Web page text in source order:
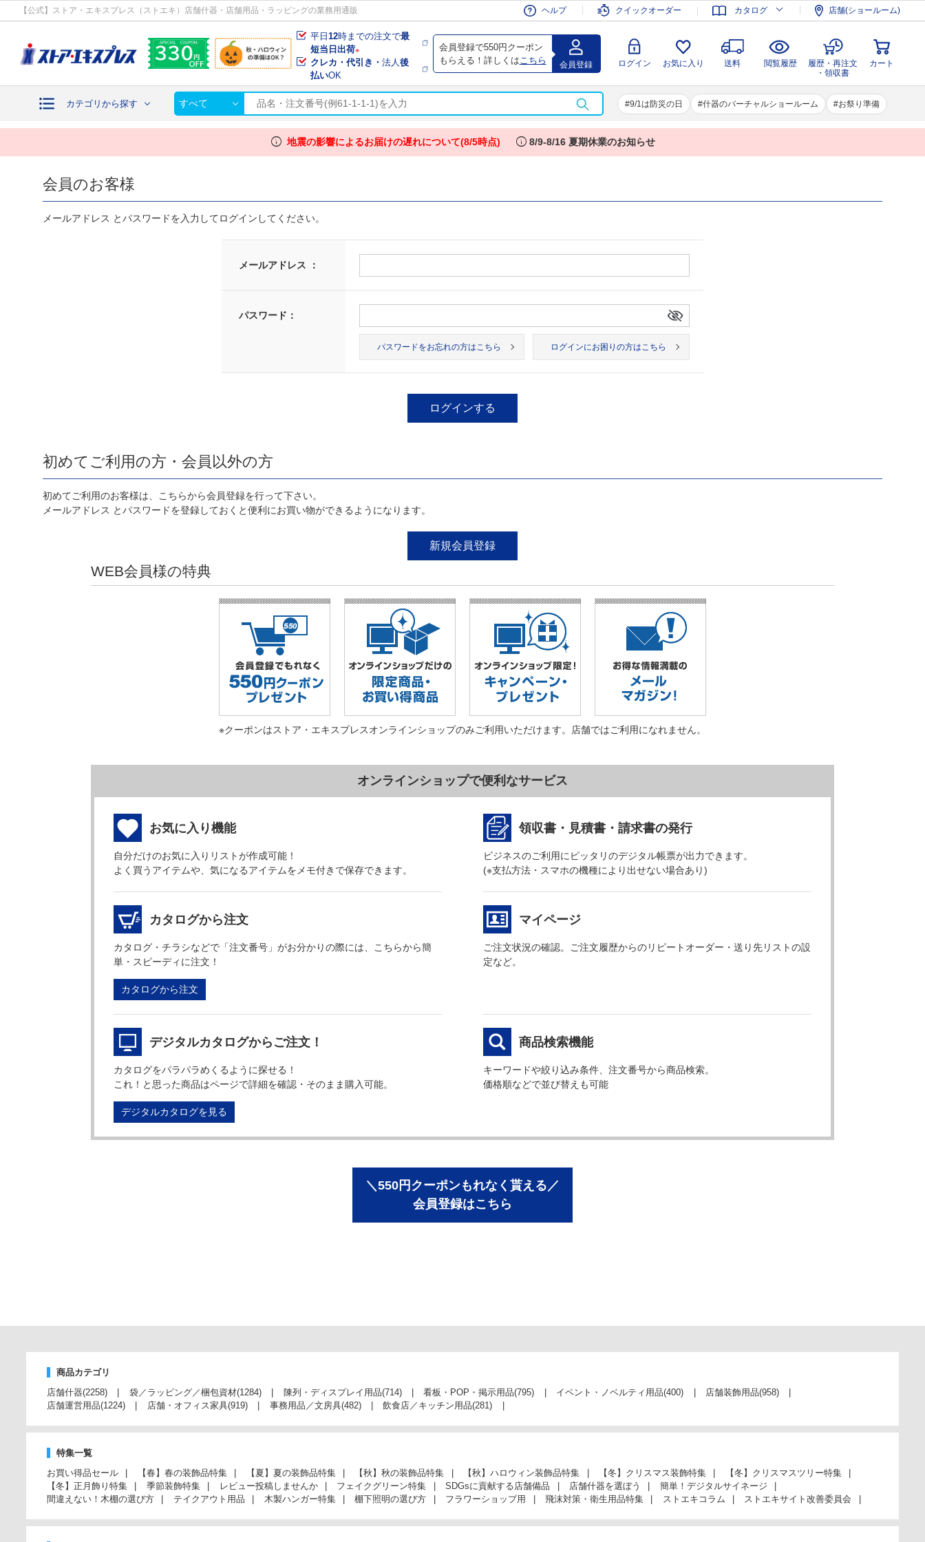
【公式】ストア・エキスプレス（ストエキ）店舗什器・店舗用品・ラッピングの業務用通販 ヘルプ クイックオーダー カタログ 店舗(ショールーム)
平日12時までの注文で最
短当日出荷※
クレカ・代引き・法人後
払いOK
会員登録で550円クーポン
もらえる！詳しくは こちら 会員登録 ログイン お気に入り 送料 閲覧履歴
履歴・再注文
・領収書
カート
カテゴリから探す すべて 9/1は防災の日 什器のバーチャルショールーム お祭り準備
会員登録 ログイン お気に入り 送料 閲覧履歴
履歴・再注文
・領収書
カート
info 地震の影響によるお届けの遅れについて(8/5時点) info 8/9-8/16 夏期休業のお知らせ
会員のお客様
メールアドレス とパスワードを入力してログインしてください。
メールアドレス ：
パスワード：
パスワードをお忘れの方はこちら ログインにお困りの方はこちら
初めてご利用の方・会員以外の方
初めてご利用のお客様は、こちらから会員登録を行って下さい。
メールアドレス とパスワードを登録しておくと便利にお買い物ができるようになります。
WEB会員様の特典
※クーポンはストア・エキスプレスオンラインショップのみご利用いただけます。店舗ではご利用になれません。
オンラインショップで便利なサービス
お気に入り機能
自分だけのお気に入りリストが作成可能！
よく買うアイテムや、気になるアイテムをメモ付きで保存できます。
領収書・見積書・請求書の発行
ビジネスのご利用にピッタリのデジタル帳票が出力できます。
(※支払方法・スマホの機種により出せない場合あり)
カタログから注文
カタログ・チラシなどで「注文番号」がお分かりの際には、こちらから簡
単・スピーディに注文！
カタログから注文
マイページ
ご注文状況の確認。ご注文履歴からのリピートオーダー・送り先リストの設
定など。
デジタルカタログからご注文！
カタログをパラパラめくるように探せる！
これ！と思った商品はページで詳細を確認・そのまま購入可能。
デジタルカタログを見る
商品検索機能
キーワードや絞り込み条件、注文番号から商品検索。
価格順などで並び替えも可能
＼550円クーポンもれなく貰える／
会員登録はこちら
商品カテゴリ
店舗什器(2258) 袋／ラッピング／梱包資材(1284) 陳列・ディスプレイ用品(714) 看板・POP・掲示用品(795) イベント・ノベルティ用品(400) 店舗装飾用品(958)
店舗運営用品(1224) 店舗・オフィス家具(919) 事務用品／文房具(482) 飲食店／キッチン用品(281)
特集一覧
お買い得品セール
【春】春の装飾品特集 【夏】夏の装飾品特集 【秋】秋の装飾品特集 【秋】ハロウィン装飾品特集 【冬】クリスマス装飾特集
【冬】クリスマスツリー特集
【冬】正月飾り特集
季節装飾特集 レビュー投稿しませんか フェイクグリーン特集 SDGsに貢献する店舗備品 店舗什器を選ぼう
簡単！デジタルサイネージ
間違えない！木棚の選び方
テイクアウト用品 木製ハンガー特集 棚下照明の選び方 フラワーショップ用 飛沫対策・衛生用品特集 ストエキコラム ストエキサイト改善委員会